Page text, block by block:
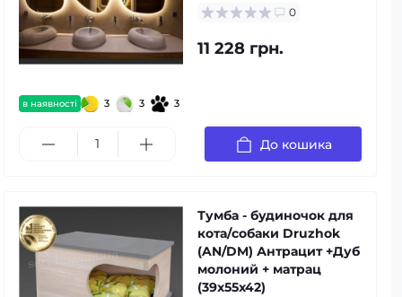
в наявності 3 3 3
0
11 228 грн.
До кошика
Тумба - будиночок для
кота/собаки Druzhok
(AN/DM) Антрацит +Дуб
молоний + матрац
(39x55x42)